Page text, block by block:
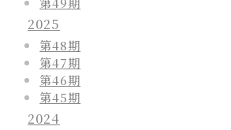
2025
第48期
第47期
第46期
第45期
2024